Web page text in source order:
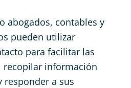
abogados, contables y
pueden utilizar
para facilitar las
recopilar información
responder a sus